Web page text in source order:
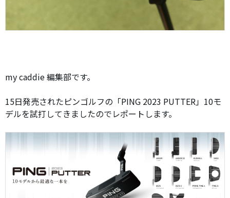
my caddie 編集部です。
15日発売されたピンゴルフの「PING 2023 PUTTER」10モ
デルを試打してきましたのでレポートします。